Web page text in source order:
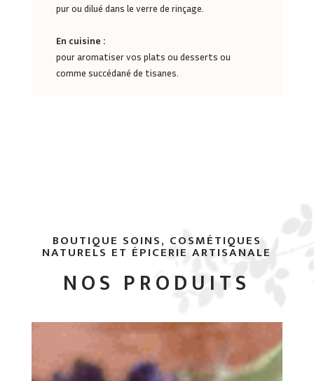
pur ou dilué dans le verre de rinçage.
En cuisine :
pour aromatiser vos plats ou desserts ou
comme succédané de tisanes.
BOUTIQUE SOINS, COSMÉTIQUES
NATURELS ET ÉPICERIE ARTISANALE
NOS PRODUITS